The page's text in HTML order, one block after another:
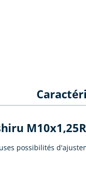
possibilités